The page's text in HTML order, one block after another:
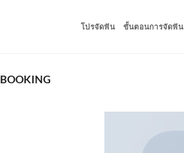
โปรจัดฟัน ขั้นตอนการจัดฟัน
BOOKING